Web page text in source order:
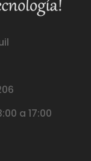
a 17:00